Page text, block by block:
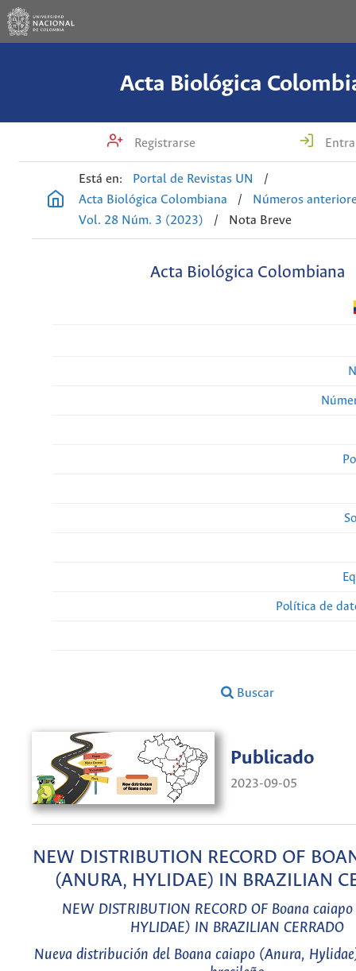
Acta Biológica
Registrarse
Está en: Portal de Revistas UN
/
Acta Biológica Colombiana
/
Números
Vol. 28 Núm. 3 (2023)
/ Nota Breve
Acta Biológica Colombiana
Política de
Buscar
Publicado
2023-09-05
NEW DISTRIBUTION RECORD OF
(ANURA, HYLIDAE) IN BRAZILIAN
NEW DISTRIBUTION RECORD OF Boana caiapo
HYLIDAE) IN BRAZILIAN CERRADO
Nueva distribución del Boana caiapo (Anura,